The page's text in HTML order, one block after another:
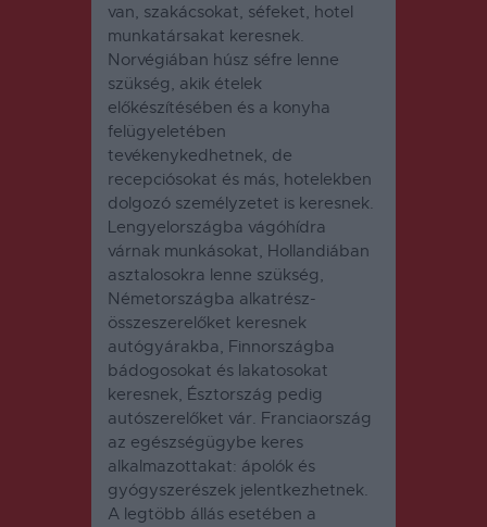
van, szakácsokat, séfeket, hotel
munkatársakat keresnek.
Norvégiában húsz séfre lenne
szükség, akik ételek
előkészítésében és a konyha
felügyeletében
tevékenykedhetnek, de
recepciósokat és más, hotelekben
dolgozó személyzetet is keresnek.
Lengyelországba vágóhídra
várnak munkásokat, Hollandiában
asztalosokra lenne szükség,
Németországba alkatrész-
összeszerelőket keresnek
autógyárakba, Finnországba
bádogosokat és lakatosokat
keresnek, Észtország pedig
autószerelőket vár. Franciaország
az egészségügybe keres
alkalmazottakat: ápolók és
gyógyszerészek jelentkezhetnek.
A legtöbb állás esetében a